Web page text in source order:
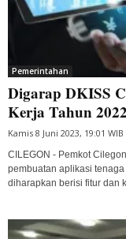
Pemerintahan
Digarap DKISS
Kerja Tahun
Kamis 8 Juni 2023, 19:01 WIB
CILEGON - Pemkot
pembuatan aplikasi
diharapkan berisi fitur dan